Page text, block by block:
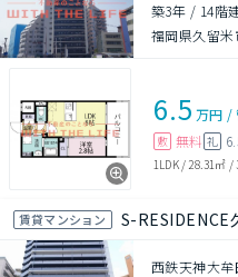
築3年 / 14階
福岡県久留米
6.5 万円 /
敷 無料 礼
1LDK/ 28.31㎡ /
賃貸マンション S-
西鉄天神大